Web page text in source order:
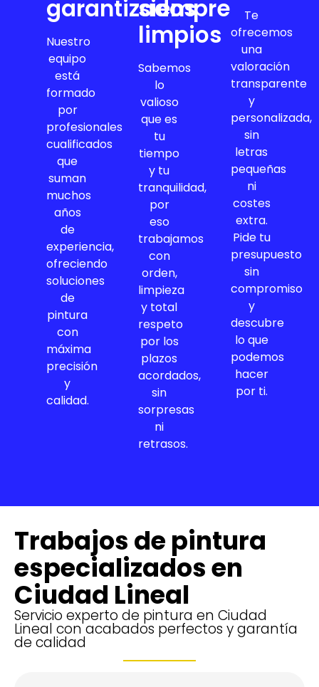
garantizados
Nuestro
equipo
está
formado
por
profesionales
cualificados
que
suman
muchos
años
de
experiencia,
ofreciendo
soluciones
de
pintura
con
máxima
precisión
y
calidad.
siempre
limpios
Sabemos
lo
valioso
que es
tu
tiempo
y tu
tranquilidad,
por
eso
trabajamos
con
orden,
limpieza
y total
respeto
por los
plazos
acordados,
sin
sorpresas
ni
retrasos.
Te
ofrecemos
una
valoración
transparente
y
personalizada,
sin
letras
pequeñas
ni
costes
extra.
Pide tu
presupuesto
sin
compromiso
y
descubre
lo que
podemos
hacer
por ti.
Trabajos de pintura
especializados en
Ciudad Lineal
Servicio experto de pintura en Ciudad
Lineal con acabados perfectos y garantía
de calidad